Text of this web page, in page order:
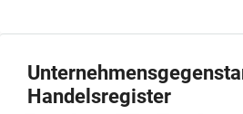
Handelsregister